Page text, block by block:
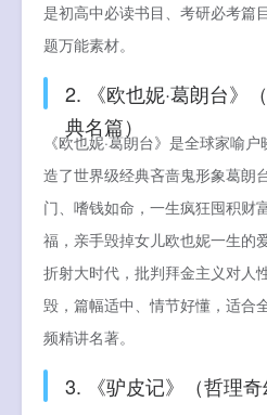
是初高中必读书目、考研必考篇
题万能素材。
2. 《欧也妮·葛朗台》
典名篇）
《欧也妮·葛朗台》是全球家喻
造了世界级经典吝啬鬼形象葛朗
门、嗜钱如命，一生疯狂囤积财
福，亲手毁掉女儿欧也妮一生的
折射大时代，批判拜金主义对人
毁，篇幅适中、情节好懂，适合
频精讲名著。
3. 《驴皮记》（哲理奇